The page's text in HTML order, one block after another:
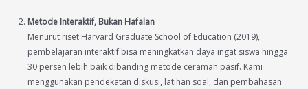
Metode Interaktif, Bukan Hafalan
Menurut riset Harvard Graduate School of Education (2019),
pembelajaran interaktif bisa meningkatkan daya ingat siswa hingga
30 persen lebih baik dibanding metode ceramah pasif. Kami
menggunakan pendekatan diskusi, latihan soal, dan pembahasan